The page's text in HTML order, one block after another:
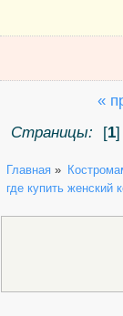
«
Страницы:
[1
Главная »
где купить женский